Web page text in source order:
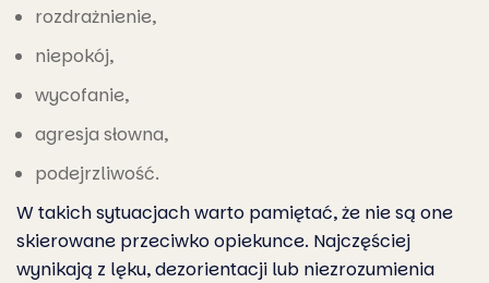
rozdrażnienie,
niepokój,
wycofanie,
agresja słowna,
podejrzliwość.
W takich sytuacjach warto pamiętać, że nie są one
skierowane przeciwko opiekunce. Najczęściej
wynikają z lęku, dezorientacji lub niezrozumienia